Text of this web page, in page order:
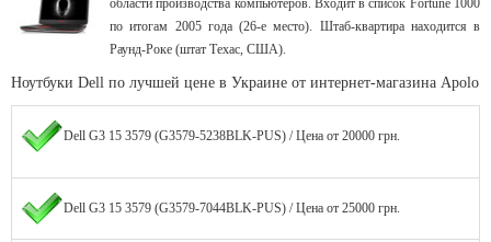
области производства компьютеров. Входит в список Fortune 1000
по итогам 2005 года (26-е место). Штаб-квартира находится в
Раунд-Роке (штат Техас, США).
Ноутбуки Dell по лучшей цене в Украине от интернет-магазина Apolo
Dell G3 15 3579 (G3579-5238BLK-PUS) / Цена от 20000 грн.
Dell G3 15 3579 (G3579-7044BLK-PUS) / Цена от 25000 грн.